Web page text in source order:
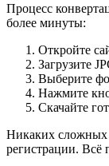
Процесс
более минуты:
Откройте
Загрузите
Выберите
Нажмите
Скачайте
Никаких сложных
регистрации. Всё